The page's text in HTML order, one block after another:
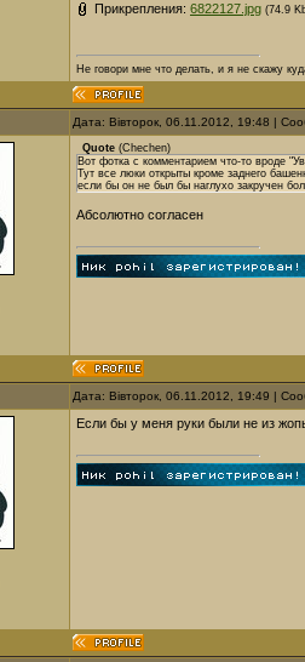
Прикрепления: 6822127.jpg (74.9
Не говори мне что делать, и я не скажу
Дата: Вівторок, 06.11.2012, 19:48 |
Quote (Chechen)
Вот фотка с комментарием что-то вроде
Тут все люки открыты кроме заднего
если бы он не был бы наглухо закручен
Абсолютно согласен
Дата: Вівторок, 06.11.2012, 19:49 |
Если бы у меня руки были не из